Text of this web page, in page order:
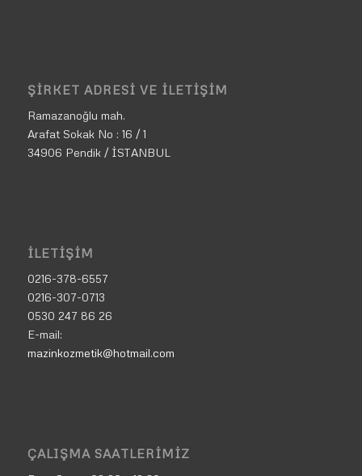
ŞIRKET ADRESI VE İLETIŞIM
Ramazanoğlu mah.
Arafat Sokak No : 16 / 1
34906 Pendik / İSTANBUL
İLETIŞIM
0216-378-6557
0216-307-0713
0530 247 86 26
E-mail:
mazinkozmetik@hotmail.com
ÇALIŞMA SAATLERIMIZ